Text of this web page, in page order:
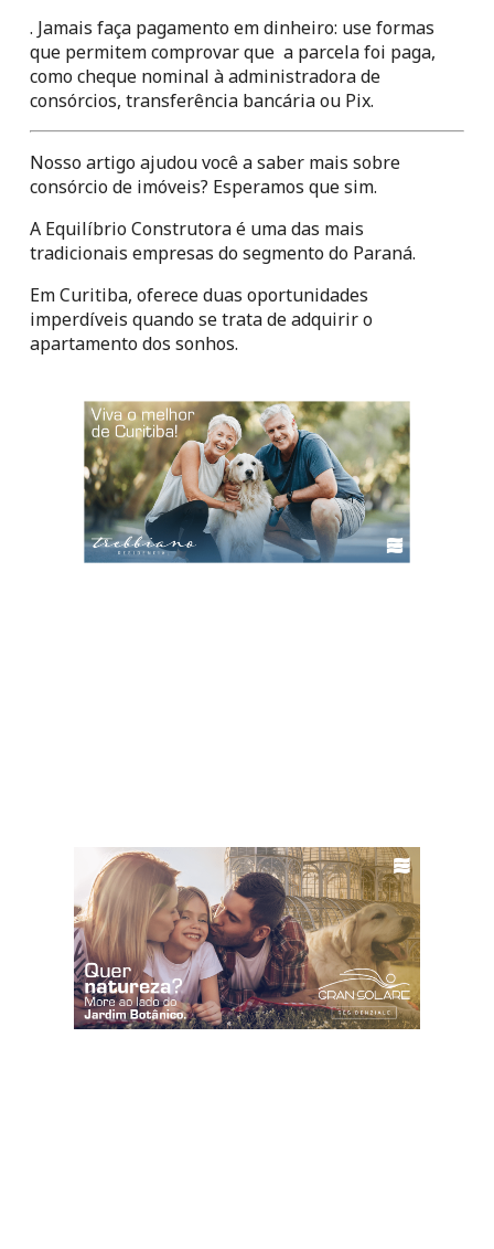
. Jamais faça pagamento em dinheiro: use formas
que permitem comprovar que  a parcela foi paga,
como cheque nominal à administradora de
consórcios, transferência bancária ou Pix.
Nosso artigo ajudou você a saber mais sobre
consórcio de imóveis? Esperamos que sim.
A Equilíbrio Construtora é uma das mais
tradicionais empresas do segmento do Paraná.
Em Curitiba, oferece duas oportunidades
imperdíveis quando se trata de adquirir o
apartamento dos sonhos.